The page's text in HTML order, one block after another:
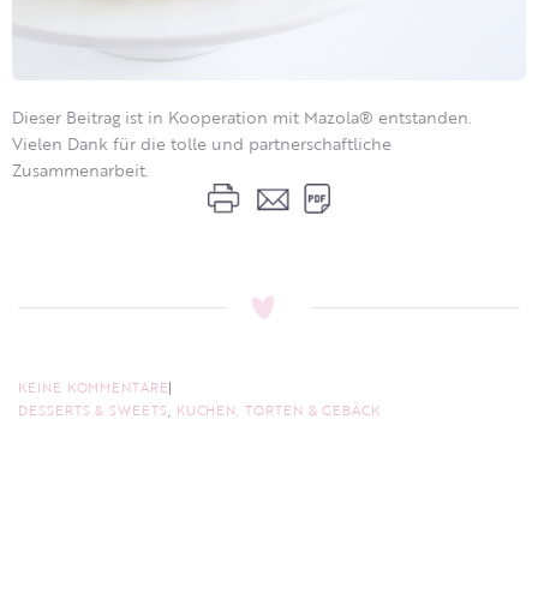
Dieser Beitrag ist in Kooperation mit Mazola® entstanden.
Vielen Dank für die tolle und partnerschaftliche
Zusammenarbeit.
KEINE KOMMENTARE
DESSERTS & SWEETS, KUCHEN, TORTEN & GEBÄCK